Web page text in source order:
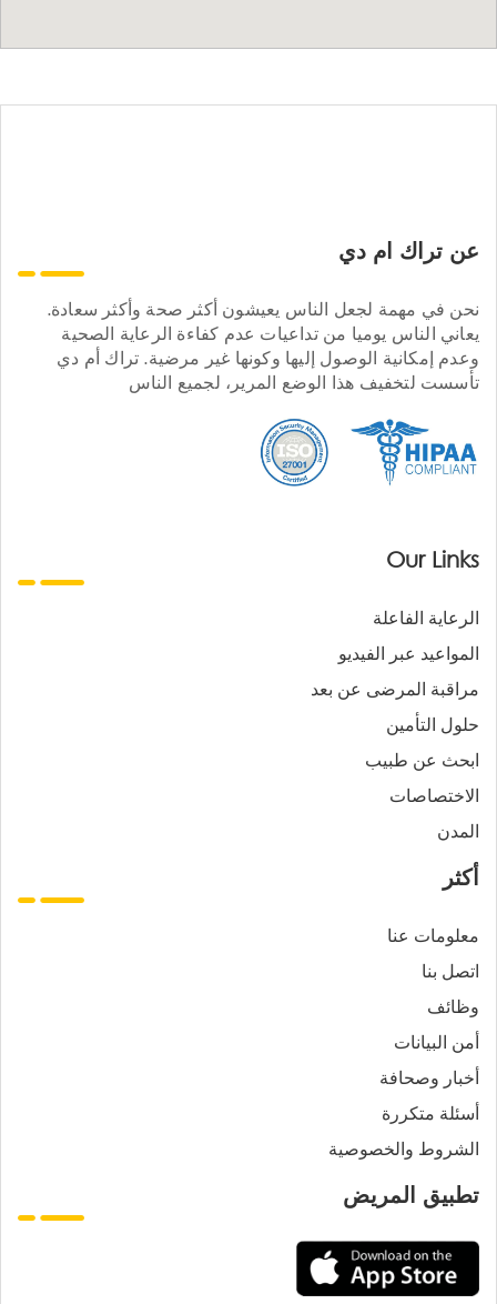
عن تراك ام دي
نحن في مهمة لجعل الناس يعيشون أكثر صحة وأكثر سعادة.
يعاني الناس يوميا من تداعيات عدم كفاءة الرعاية الصحية
وعدم إمكانية الوصول إليها وكونها غير مرضية. تراك أم دي
تأسست لتخفيف هذا الوضع المرير، لجميع الناس
Our Links
الرعاية الفاعلة
المواعيد عبر الفيديو
مراقبة المرضى عن بعد
حلول التأمين
ابحث عن طبيب
الاختصاصات
المدن
أكثر
معلومات عنا
اتصل بنا
وظائف
أمن البيانات
أخبار وصحافة
أسئلة متكررة
الشروط والخصوصية
تطبيق المريض